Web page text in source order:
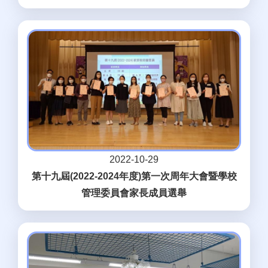
2022-10-29
第十九屆(2022-2024年度)第一次周年大會暨學校
管理委員會家長成員選舉